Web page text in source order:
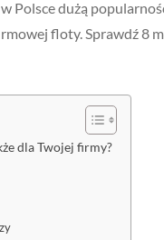
Polsce dużą
floty. Sprawdź 8
dla Twojej firmy?